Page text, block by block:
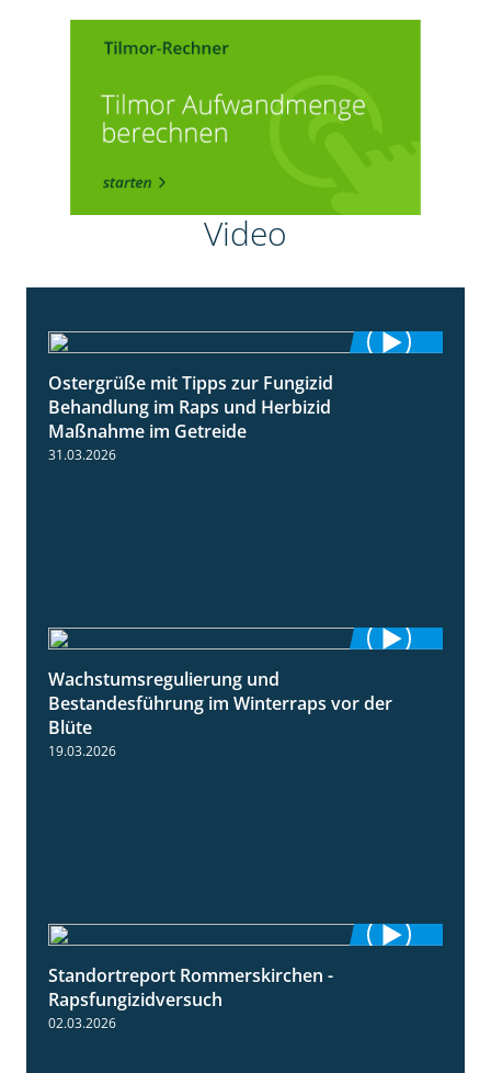
Video
Ostergrüße mit Tipps zur Fungizid
Behandlung im Raps und Herbizid
Maßnahme im Getreide
31.03.2026
Wachstumsregulierung und
Bestandesführung im Winterraps vor der
Blüte
19.03.2026
Standortreport Rommerskirchen -
Rapsfungizidversuch
02.03.2026